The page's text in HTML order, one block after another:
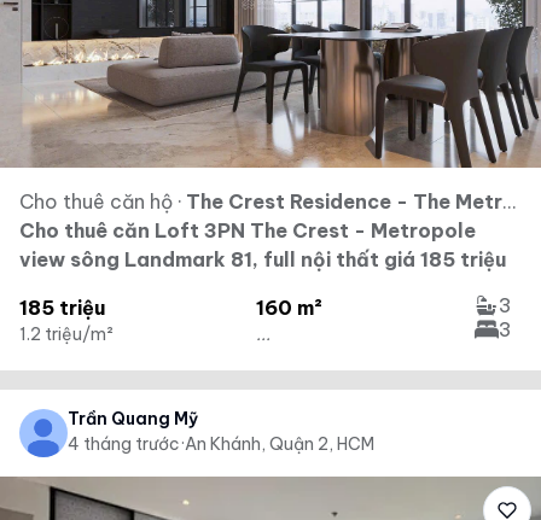
Cho thuê căn hộ · The Crest Residence - The Metropole Thủ Thiêm
Cho thuê căn Loft 3PN The Crest - Metropole
view sông Landmark 81, full nội thất giá 185 triệu
185 triệu
1.2 triệu/m²
160 m²
...
3
3
Trần Quang Mỹ
4 tháng trước·An Khánh, Quận 2, HCM